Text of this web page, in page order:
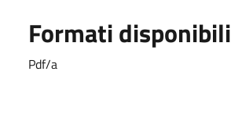
Formati disponibili
Pdf/a